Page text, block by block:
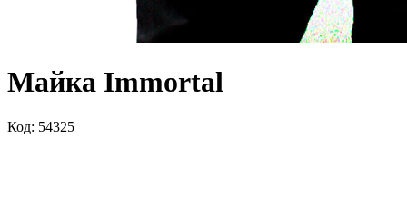
Майка Immortal
Код: 54325